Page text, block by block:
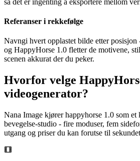
Referanser i rekkefølge
Navngi hvert opplastet bilde etter
og HappyHorse 1.0 fletter de motivene,
scenen akkurat der du peker.
Hvorfor velge
videogenerator?
Nana Image kjører happyhorse 1.0 som
bevegelse-studio - fire moduser, fem
utgang og priser du kan forutse til